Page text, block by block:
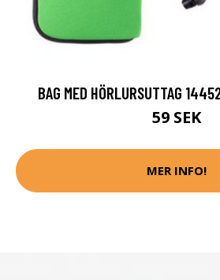
BAG MED HÖRLURSUTTAG
59 SEK
MER INFO!